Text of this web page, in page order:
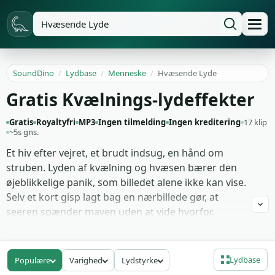
SoundDino / Lydbase / Menneske / Hvæsende Lyde
Gratis Kvælnings-lydeffekter
Gratis Royaltyfri MP3 Ingen tilmelding Ingen kreditering 17 klip
~5s gns.
Et hiv efter vejret, et brudt indsug, en hånd om
struben. Lyden af kvælning og hvæsen bærer den
øjeblikkelige panik, som billedet alene ikke kan vise.
Selv et kort gisp lagt bag en nærbillede gør, at
seeren spænder maven uden at vide hvorfor.
stems uden rumklang og længere passager med
skiftende intensitet. Materialet passer til thrillere,
Populære Varighed Lydstyrke Lydbase